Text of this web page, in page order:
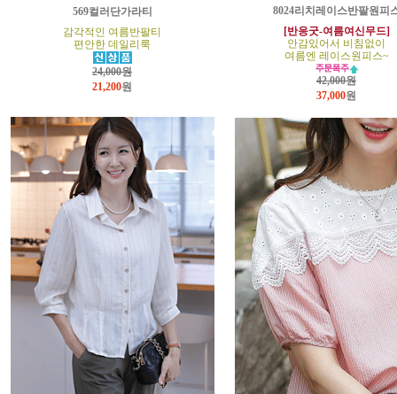
569컬러단가라티
감각적인 여름반팔티
편안한 데일리룩
24,000원
21,200원
8024리치레이스반팔원피
[반응굿-여름여신무드]
안감있어서 비침없이
여름엔 레이스원피스~
42,000원
37,000원